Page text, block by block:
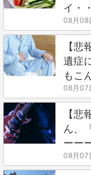
イ・
08月08
【
遺症
もこ
08月07
【悲
ん、
ーー
08月07